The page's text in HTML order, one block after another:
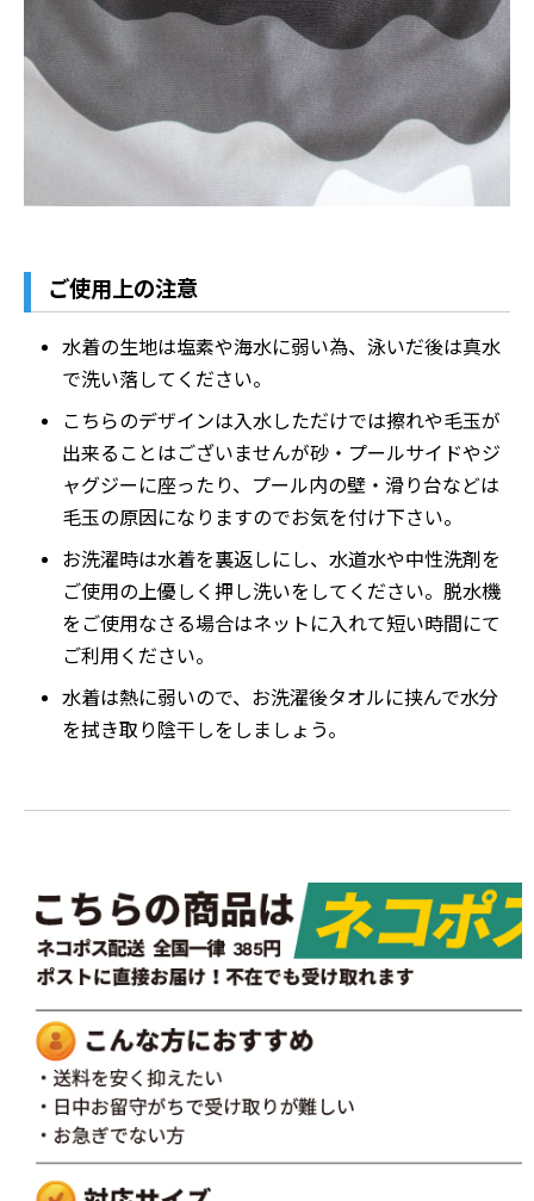
ご使用上の注意
水着の生地は塩素や海水に弱い為、泳いだ後は真水
で洗い落してください。
こちらのデザインは入水しただけでは擦れや毛玉が
出来ることはございませんが砂・プールサイドやジ
ャグジーに座ったり、プール内の壁・滑り台などは
毛玉の原因になりますのでお気を付け下さい。
お洗濯時は水着を裏返しにし、水道水や中性洗剤を
ご使用の上優しく押し洗いをしてください。脱水機
をご使用なさる場合はネットに入れて短い時間にて
ご利用ください。
水着は熱に弱いので、お洗濯後タオルに挟んで水分
を拭き取り陰干しをしましょう。